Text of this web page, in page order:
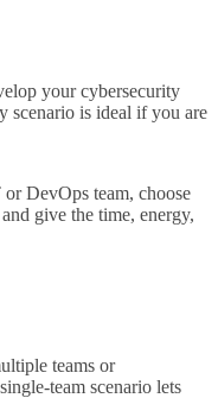
your cybersecurity
scenario is ideal if you are
DevOps team, choose
give the time, energy,
teams or
team scenario lets